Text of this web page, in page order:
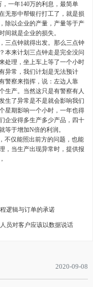
一年140万的利息，最简单
无形中帮银行打工了，就是损
除以企业的产量，产量等于产
间就是企业的损失。
点钟就得出发。那么三点钟
本来计划三点钟走是完全没问
处理，坐上车上等了一个小时
异常，我们计划是无法预计
警察来指挥，说：左边人靠
生产。当然这只是有警察有人
生了异常是不是就会影响我们
星期影响一个小时，一年也得
企业得多生产多少产品，四十
等于增加N倍的利润。
仅能照出前方的问题，也能
，当生产出现异常时，提供报
逻辑与订单的承诺
员对客户应该以数据说话
2020-09-08